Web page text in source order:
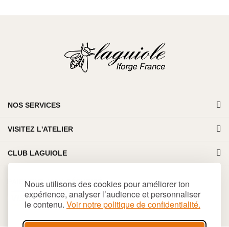
Nous utilisons des cookies pour améliorer ton
expérience, analyser l’audience et personnaliser
le contenu. Voir notre politique de confidentialité.
NOS SERVICES
VISITEZ L'ATELIER
CLUB LAGUIOLE
PAIEMENT 100% SÉCURISÉ